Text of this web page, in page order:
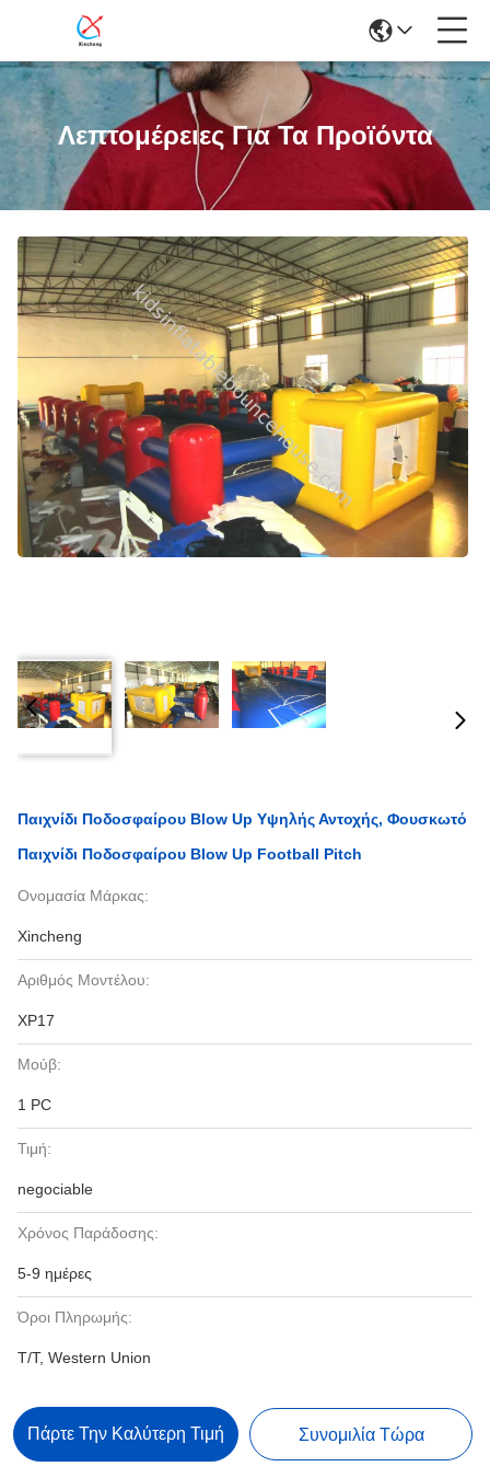
Λεπτομέρειες Για Τα Προϊόντα
Παιχνίδι Ποδοσφαίρου Blow Up Υψηλής Αντοχής, Φουσκωτό
Παιχνίδι Ποδοσφαίρου Blow Up Football Pitch
Ονομασία Μάρκας:
Xincheng
Αριθμός Μοντέλου:
XP17
Μούβ:
1 PC
Τιμή:
negociable
Χρόνος Παράδοσης:
5-9 ημέρες
Όροι Πληρωμής:
T/T, Western Union
Πάρτε Την Καλύτερη Τιμή Συνομιλία Τώρα